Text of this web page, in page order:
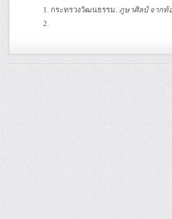
กระทรวงวัฒนธรรม. ภูษาศิลป์ จากท้